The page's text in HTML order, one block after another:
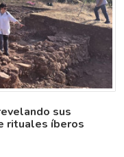
sus
rituales íberos